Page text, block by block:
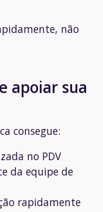
não
apoiar sua
consegue:
no PDV
da equipe de
rapidamente